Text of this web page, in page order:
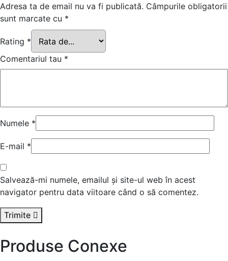
Adresa ta de email nu va fi publicată. Câmpurile obligatorii
sunt marcate cu *
Rating *
Comentariul tau *
Numele *
E-mail *
Salvează-mi numele, emailul și site-ul web în acest
navigator pentru data viitoare când o să comentez.
Trimite
Produse Conexe